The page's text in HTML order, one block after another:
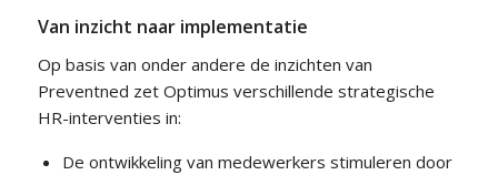
Van inzicht naar implementatie
Op basis van onder andere de inzichten van
Preventned zet Optimus verschillende strategische
HR-interventies in:
De ontwikkeling van medewerkers stimuleren door